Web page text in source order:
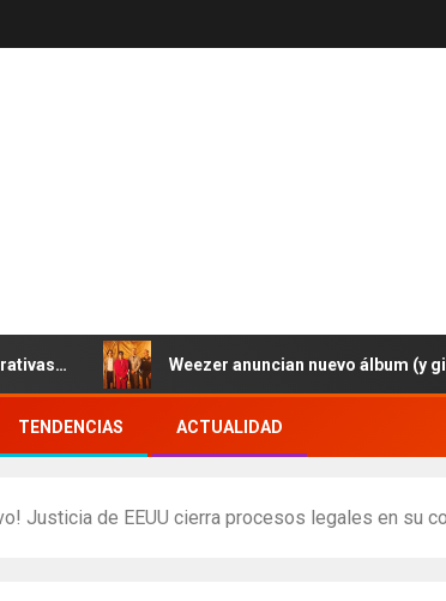
Weezer anuncian nuevo álbum (y gira
TENDENCIAS ACTUALIDAD
Justicia de EEUU cierra procesos legales en su